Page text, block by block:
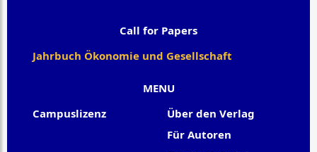
MENU
Campuslizenz
Über den Verlag
Für Autoren
Call for Papers
Jahrbuch Ökonomie und Gesellschaft